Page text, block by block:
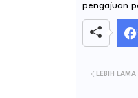
pengajuan
LEBIH LAMA